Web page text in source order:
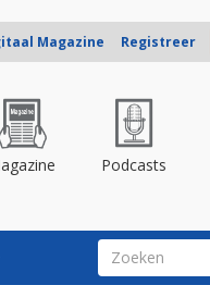
Magazine Registreer
Podcasts
ZOEKVELD